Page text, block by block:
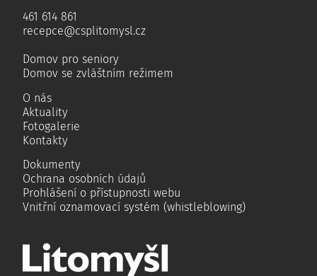
461 614 861
recepce@csplitomysl.cz
Domov pro seniory
Domov se zvláštním režimem
O nás
Aktuality
Fotogalerie
Kontakty
Dokumenty
Ochrana osobních údajů
Prohlášení o přístupnosti webu
Vnitřní oznamovací systém (whistleblowing)